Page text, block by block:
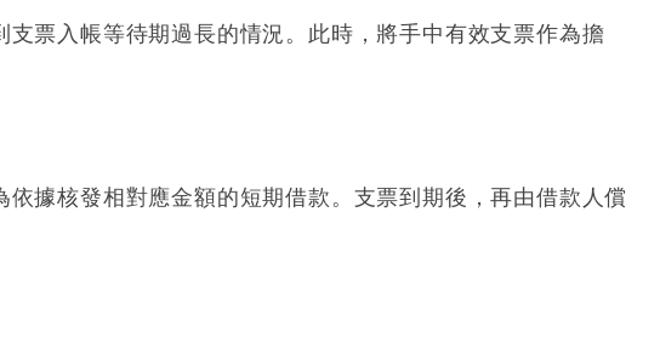
票入帳等待期過長的情況。此時，將手中有效支票作為擔
據核發相對應金額的短期借款。支票到期後，再由借款人償